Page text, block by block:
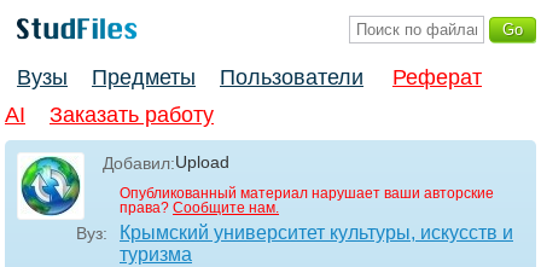
Вузы Предметы Пользователи
Реферат
AI
Заказать работу
Добавил:Upload
Опубликованный материал нарушает ваши авторские
права? Сообщите нам.
Вуз:
Крымский университет культуры, искусств и
туризма